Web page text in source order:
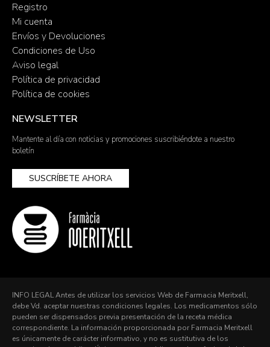
Registro
Mi cuenta
Envíos y Devoluciones
Condiciones de Uso
Aviso legal
Política de privacidad
Política de cookies
NEWSLETTER
Mantente al día con noticias y promociones suscribiéndote a nuestro
boletín
SUSCRÍBETE AHORA
INFO LEGAL Antes de utilizar los servicios Web de Farmacia Meritxell,
debe Vd. aceptar nuestras condiciones legales. Los medicamentos sólo
pueden ser dispensados previa presentación de la receta médica
correspondiente. La información proporcionada por Farmacia Meritxell
es únicamente de carácter informativo, y no es sustitutiva de los